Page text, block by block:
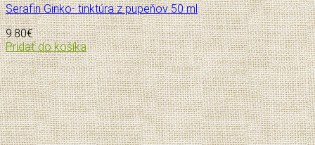
Serafin Ginko- tinktúra z pupeňov 50 ml
9.80€
Pridať do košíka